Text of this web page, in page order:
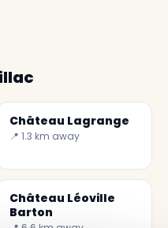
Château Lagrange
📍 1.3 km away
Château Léoville
Barton